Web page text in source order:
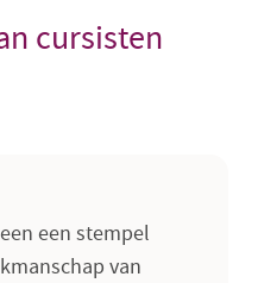
cursisten
een stempel
van